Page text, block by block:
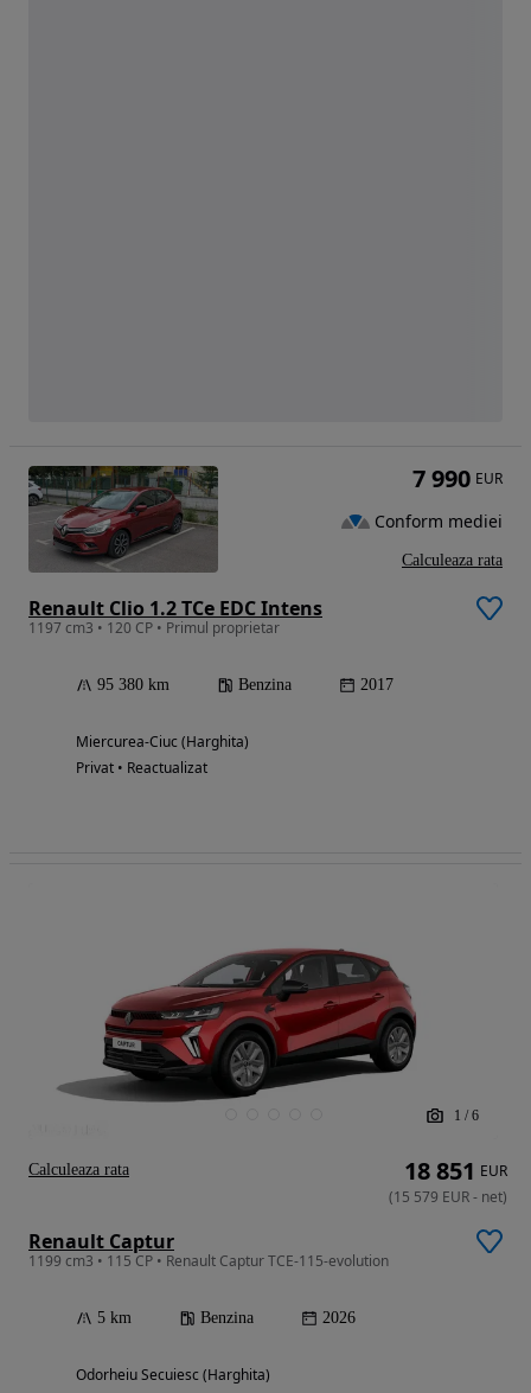
Renault Clio 1.2 TCe EDC Intens
1197 cm3 • 120 CP • Primul proprietar
95 380 km Benzina 2017
Miercurea-Ciuc (Harghita)
Privat • Reactualizat
7 990 EUR
Conform mediei
Calculeaza rata
1 / 6
Renault Captur
1199 cm3 • 115 CP • Renault Captur TCE-115-evolution
5 km Benzina 2026
Odorheiu Secuiesc (Harghita)
18 851 EUR
(15 579 EUR- net)
Calculeaza rata